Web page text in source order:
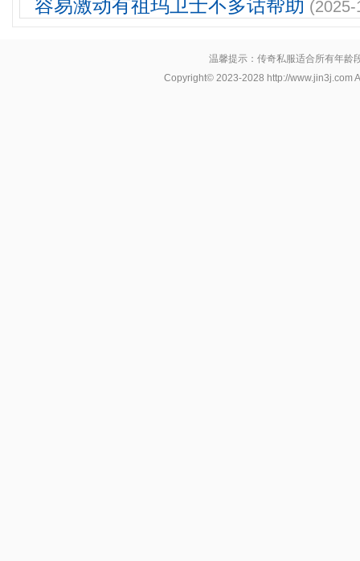
容易激动有祖玛卫士不多话帮助
温馨提示：传奇私服适合所有年龄
Copyright© 2023-2028 http://www.jin3j.com